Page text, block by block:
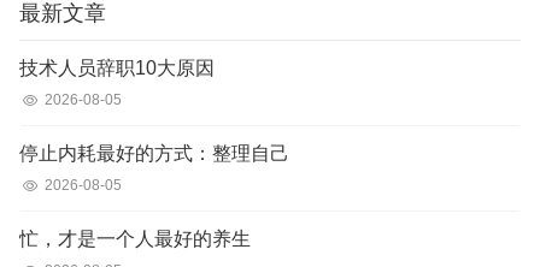
最新文章
技术人员辞职10大原因
2026-08-05
停止内耗最好的方式：整理自己
2026-08-05
忙，才是一个人最好的养生